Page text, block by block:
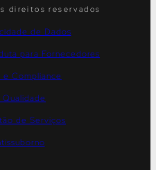
direitos reservados
de Dados
para Fornecedores
e Compliance
de Serviços